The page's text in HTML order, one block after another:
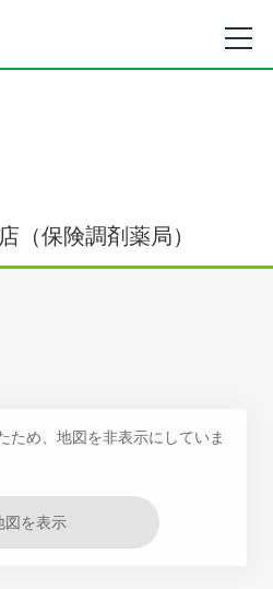
（保険調剤薬局）
ため、地図を非表示にしていま
図を表示